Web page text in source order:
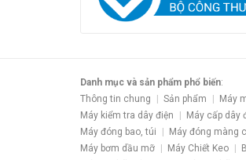
Danh mục và sản phẩm phổ biến:
Thông tin chung
Sản phẩm Máy
Máy kiểm tra dây điện
Máy cấp dây
Máy đóng bao, túi
Máy đóng màng
Máy bơm dầu mỡ
Máy Chiết Keo